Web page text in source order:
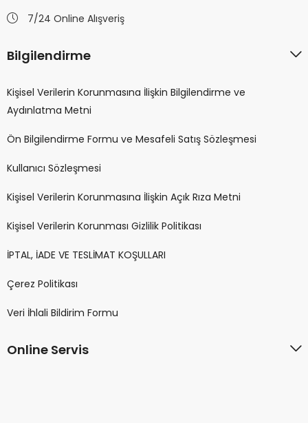
7/24 Online Alışveriş
Bilgilendirme
Kişisel Verilerin Korunmasına İlişkin Bilgilendirme ve
Aydınlatma Metni
Ön Bilgilendirme Formu ve Mesafeli Satış Sözleşmesi
Kullanıcı Sözleşmesi
Kişisel Verilerin Korunmasına İlişkin Açık Rıza Metni
Kişisel Verilerin Korunması Gizlilik Politikası
İPTAL, İADE VE TESLİMAT KOŞULLARI
Çerez Politikası
Veri İhlali Bildirim Formu
Online Servis